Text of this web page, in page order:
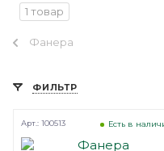
1 товар
Фанера
ФИЛЬТР
Есть в
Арт.: 100513